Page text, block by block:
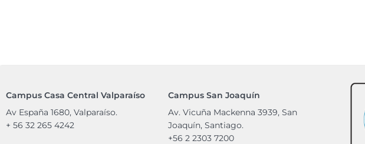
Campus Casa Central Valparaíso
Av España 1680, Valparaíso.
+ 56 32 265 4242
Campus San Joaquín
Av. Vicuña Mackenna 3939, San
Joaquín, Santiago.
+56 2 2303 7200